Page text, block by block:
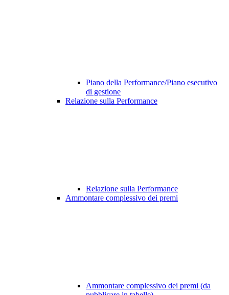
Piano della Performance/Piano esecutivo
di gestione
Relazione sulla Performance
Relazione sulla Performance
Ammontare complessivo dei premi
Ammontare complessivo dei premi (da